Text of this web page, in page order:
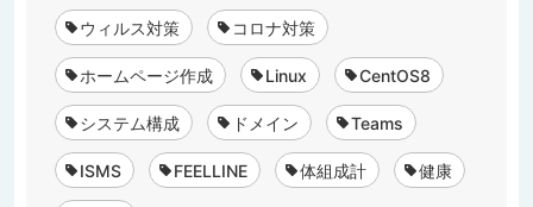
ウィルス対策 コロナ対策
ホームページ作成 Linux CentOS8
システム構成 ドメイン Teams
ISMS FEELLINE 体組成計 健康